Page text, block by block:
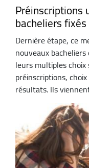
Préinscriptions
bacheliers
Dernière étape, ce
nouveaux
leurs multiples
préinscriptions,
résultats. Ils